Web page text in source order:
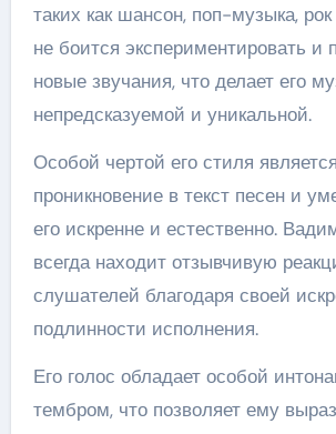
таких как шансон, поп-музыка,
не боится экспериментировать и
новые звучания, что делает его
непредсказуемой и уникальной.
Особой чертой его стиля
проникновение в текст песен и
его искренне и естественно.
всегда находит отзывчивую
слушателей благодаря своей
подлинности исполнения.
Его голос обладает особой
тембром, что позволяет ему